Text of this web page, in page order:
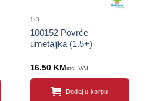
1-3
100152 Povrće –
umetaljka (1.5+)
16.50 KM inc. VAT
Dodaj u korpu